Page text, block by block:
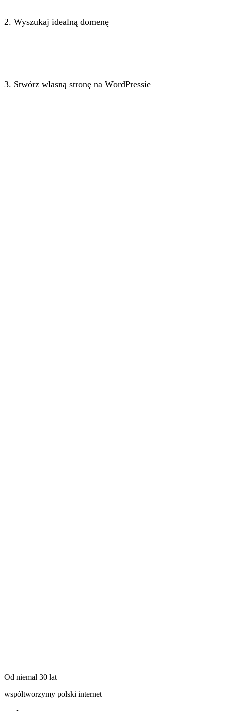
2. Wyszukaj idealną domenę
3. Stwórz własną stronę na WordPressie
Od niemal 30 lat
współtworzymy polski internet